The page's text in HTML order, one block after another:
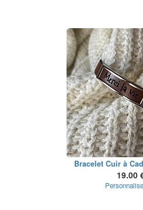
Bracelet Cuir à
19.00